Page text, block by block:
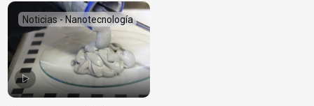
Noticias - Nanotecnología